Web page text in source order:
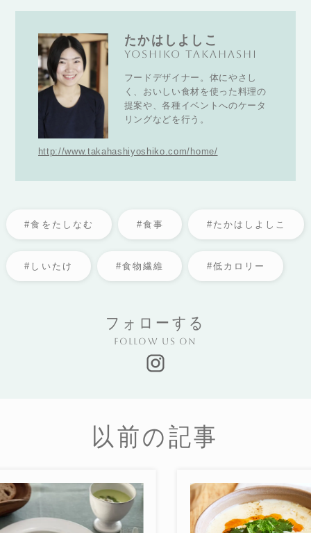
たかはしよしこ
Yoshiko Takahashi
フードデザイナー。体にやさし
く、おいしい食材を使った料理の
提案や、各種イベントへのケータ
リングなどを行う。
http://www.takahashiyoshiko.com/home/
#食をたしなむ #食事 #たかはしよしこ
#しいたけ #食物繊維 #低カロリー
フォローする
Follow us on
以前の記事